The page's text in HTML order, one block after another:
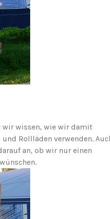
wir wissen, wie wir damit
Rollläden verwenden.
an, ob wir nur einen